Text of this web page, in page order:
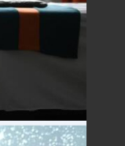
的重生。每一次桑拿
力和疲惫都随着汗水流